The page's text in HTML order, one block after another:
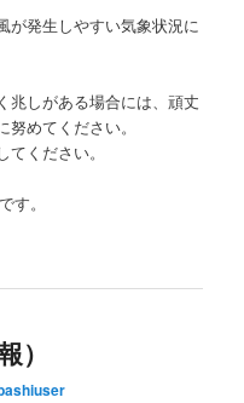
が発生しやすい気象状況に
兆しがある場合には、頑丈
めてください。
ください。
す。
）